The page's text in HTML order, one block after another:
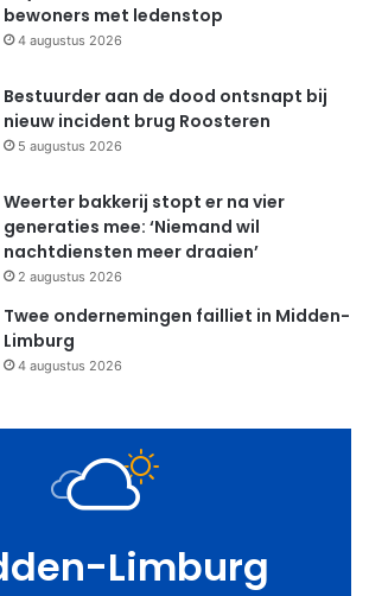
bewoners met ledenstop
4 augustus 2026
Bestuurder aan de dood ontsnapt bij
nieuw incident brug Roosteren
5 augustus 2026
Weerter bakkerij stopt er na vier
generaties mee: ‘Niemand wil
nachtdiensten meer draaien’
2 augustus 2026
Twee ondernemingen failliet in Midden-
Limburg
4 augustus 2026
Limburg